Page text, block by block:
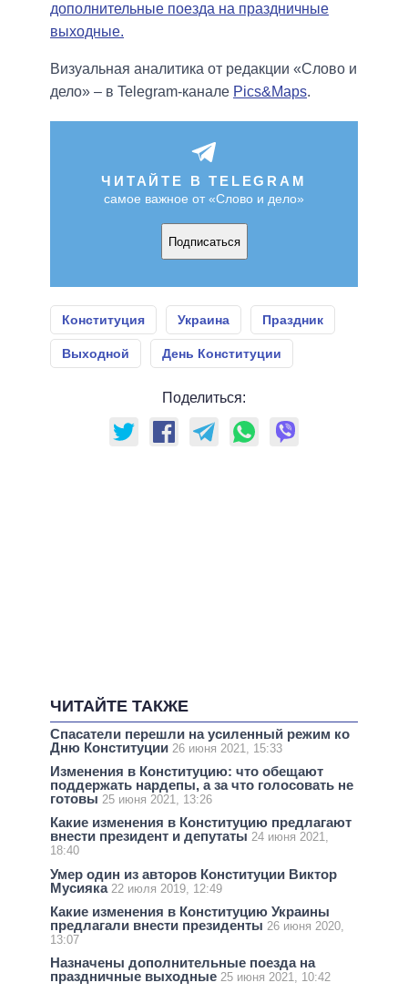
дополнительные поезда на праздничные
выходные.
Визуальная аналитика от редакции «Слово и
дело» – в Telegram-канале Pics&Maps.
ЧИТАЙТЕ В TELEGRAM
самое важное от «Слово и дело»
Подписаться
Конституция Украина Праздник
Выходной День Конституции
Поделиться:
ЧИТАЙТЕ ТАКЖЕ
Спасатели перешли на усиленный режим ко
Дню Конституции 26 июня 2021, 15:33
Изменения в Конституцию: что обещают
поддержать нардепы, а за что голосовать не
готовы 25 июня 2021, 13:26
Какие изменения в Конституцию предлагают
внести президент и депутаты 24 июня 2021,
18:40
Умер один из авторов Конституции Виктор
Мусияка 22 июля 2019, 12:49
Какие изменения в Конституцию Украины
предлагали внести президенты 26 июня 2020,
13:07
Назначены дополнительные поезда на
праздничные выходные 25 июня 2021, 10:42